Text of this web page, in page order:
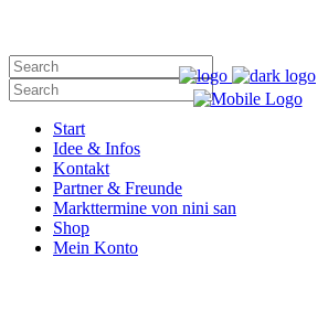
Start
Idee & Infos
Kontakt
Partner & Freunde
Markttermine von nini san
Shop
Mein Konto